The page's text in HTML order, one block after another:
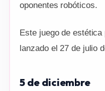
oponentes robóticos.
Este juego de
lanzado el 27 de julio
5 de diciembre